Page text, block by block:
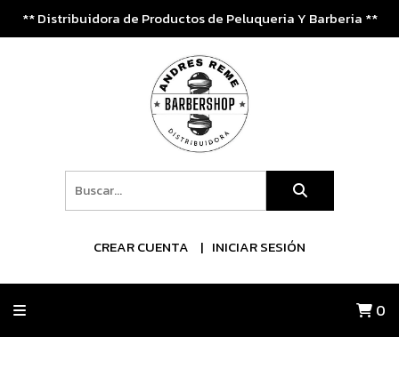
** Distribuidora de Productos de Peluqueria Y Barberia **
CREAR CUENTA INICIAR SESIÓN
0